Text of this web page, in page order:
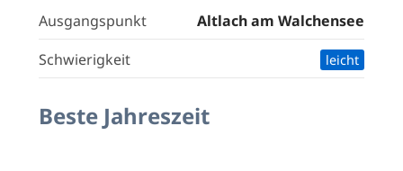
Ausgangspunkt
Altlach am Walchensee
Schwierigkeit
leicht
Beste Jahreszeit